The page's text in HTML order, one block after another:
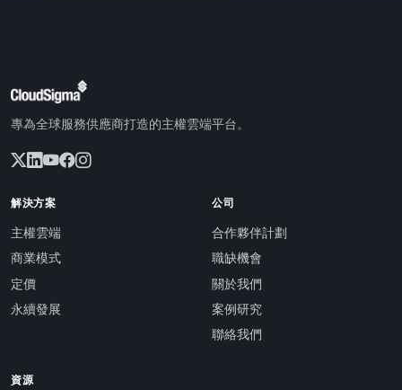
專為全球服務供應商打造的主權雲端平台。
解決方案
主權雲端
商業模式
定價
永續發展
公司
合作夥伴計劃
職缺機會
關於我們
案例研究
聯絡我們
資源